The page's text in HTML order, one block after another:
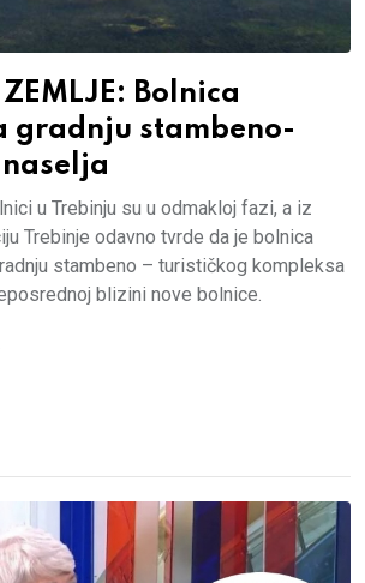
Bolnica
gradnju stambeno-
u Trebinju su u odmakloj fazi, a iz
Trebinje odavno tvrde da je bolnica
stambeno – turističkog kompleksa
blizini nove bolnice.